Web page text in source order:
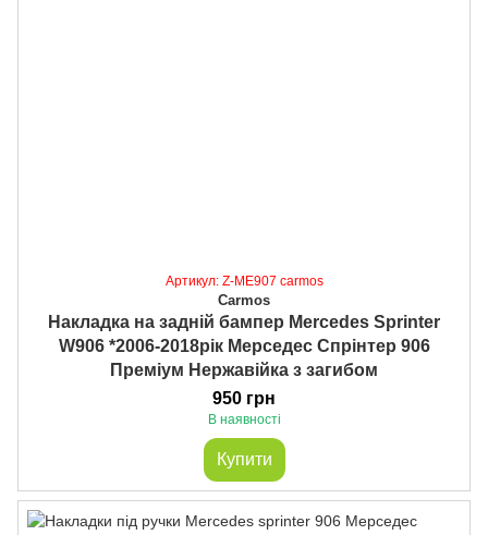
Артикул: Z-ME907 carmos
Carmos
Накладка на задній бампер Mercedes Sprinter
W906 *2006-2018рік Мерседес Спрінтер 906
Преміум Нержавійка з загибом
950 грн
В наявності
Купити